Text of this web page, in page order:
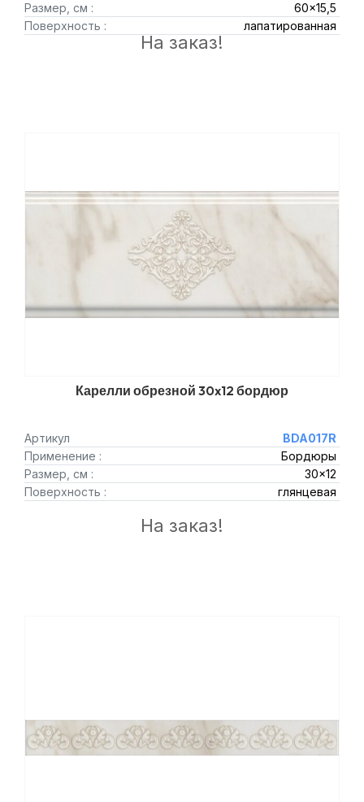
Размер, см :
60x15,5
Поверхность :
лапатированная
На заказ!
Карелли обрезной 30x12 бордюр
Артикул
BDA017R
Применение :
Бордюры
Размер, см :
30x12
Поверхность :
глянцевая
На заказ!